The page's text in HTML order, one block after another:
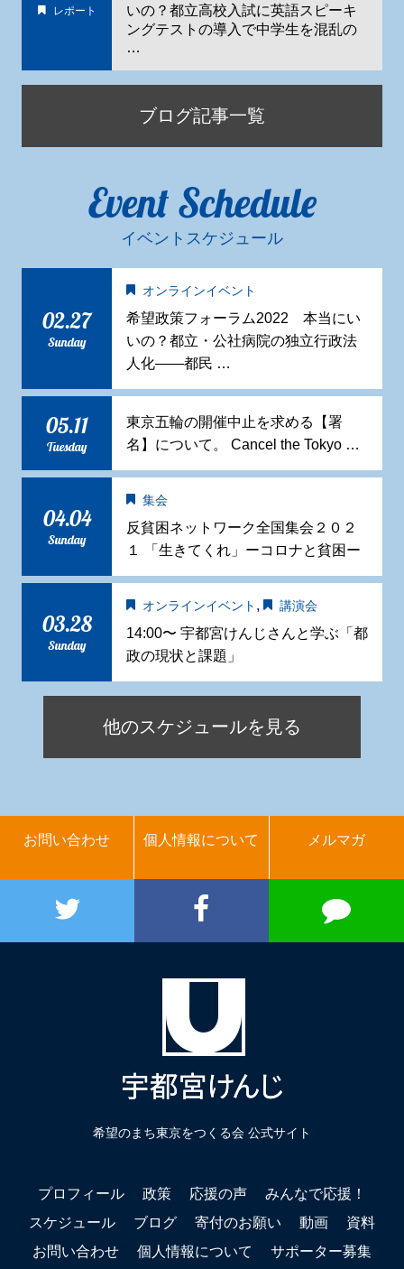
レポート
いの？都立高校入試に英語スピーキ
ングテストの導入で中学生を混乱の
…
ブログ記事一覧
Event Schedule
イベントスケジュール
02.27
Sunday
オンラインイベント
希望政策フォーラム2022 本当にい
いの？都立・公社病院の独立行政法
人化——都民 …
05.11
Tuesday
東京五輪の開催中止を求める【署
名】について。 Cancel the Tokyo …
04.04
Sunday
集会
反貧困ネットワーク全国集会２０２
１ 「生きてくれ」ーコロナと貧困ー
03.28
Sunday
オンラインイベント , 講演会
14:00〜 宇都宮けんじさんと学ぶ「都
政の現状と課題」
他のスケジュールを見る
お問い合わせ 個人情報について メルマガ
希望のまち東京をつくる会 公式サイト
プロフィール 政策 応援の声
みんなで応援！
スケジュール
ブログ 寄付のお願い 動画
資料
お問い合わせ
個人情報について サポーター募集